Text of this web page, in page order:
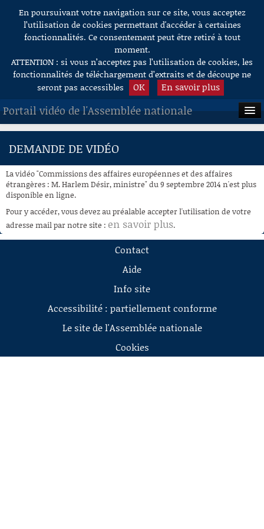
Aller au contenu
En poursuivant votre navigation sur ce site, vous acceptez
l’utilisation de cookies permettant d'accéder à certaines
fonctionnalités. Ce consentement peut être retiré à tout
moment.
ATTENTION : si vous n’acceptez pas l’utilisation de cookies, les
fonctionnalités de téléchargement d’extraits et de découpe ne
seront pas accessibles
OK En savoir plus
Portail vidéo de l'Assemblée nationale
ACCUEIL
À LA DEMANDE
RECHERCHE
AIDE À LA DÉCOUPE
DE VIDÉOS
DEMANDE DE VIDÉO
La vidéo "Commissions des affaires européennes et des affaires
étrangères : M. Harlem Désir, ministre" du 9 septembre 2014 n'est plus
disponible en ligne.
Pour y accéder, vous devez au préalable accepter l'utilisation de votre
adresse mail par notre site : en savoir plus.
Contact
Aide
Info site
Accessibilité : partiellement conforme
Le site de l'Assemblée nationale
Cookies